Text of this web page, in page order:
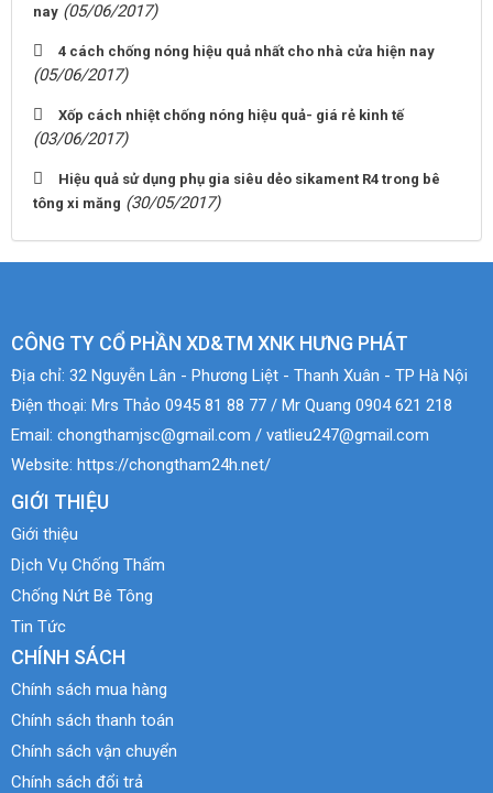
nay (05/06/2017)
4 cách chống nóng hiệu quả nhất cho nhà cửa hiện nay
(05/06/2017)
Xốp cách nhiệt chống nóng hiệu quả- giá rẻ kinh tế
(03/06/2017)
Hiệu quả sử dụng phụ gia siêu dẻo sikament R4 trong bê
tông xi măng (30/05/2017)
CÔNG TY CỔ PHẦN XD&TM XNK HƯNG PHÁT
Địa chỉ: 32 Nguyễn Lân - Phương Liệt - Thanh Xuân - TP Hà Nội
Điện thoại: Mrs Thảo 0945 81 88 77 / Mr Quang 0904 621 218
Email: chongthamjsc@gmail.com / vatlieu247@gmail.com
Website: https://chongtham24h.net/
GIỚI THIỆU
Giới thiệu
Dịch Vụ Chống Thấm
Chống Nứt Bê Tông
Tin Tức
CHÍNH SÁCH
Chính sách mua hàng
Chính sách thanh toán
Chính sách vận chuyển
Chính sách đổi trả